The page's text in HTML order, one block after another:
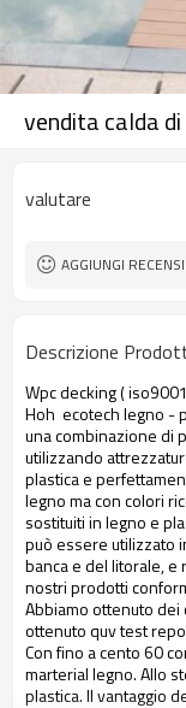
vendita calda
valutare
AGGIUNGI
Descrizione
Wpc decking (
Hoh ecotech legno -
una combinazione di
utilizzando
plastica e
legno ma con colori
sostituiti in legno e
può essere utilizzato
banca e del litorale, e
nostri prodotti
Abbiamo ottenuto
ottenuto quv test
Con fino a cento 60
marterial legno. Allo
plastica. Il vantaggio